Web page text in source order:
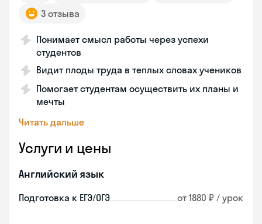
3 отзыва
Понимает смысл работы через успехи
студентов
Видит плоды труда в теплых словах учеников
Помогает студентам осуществить их планы и
мечты
Читать дальше
Услуги и цены
Английский язык
Подготовка к ЕГЭ/ОГЭ от 1880 ₽ / урок